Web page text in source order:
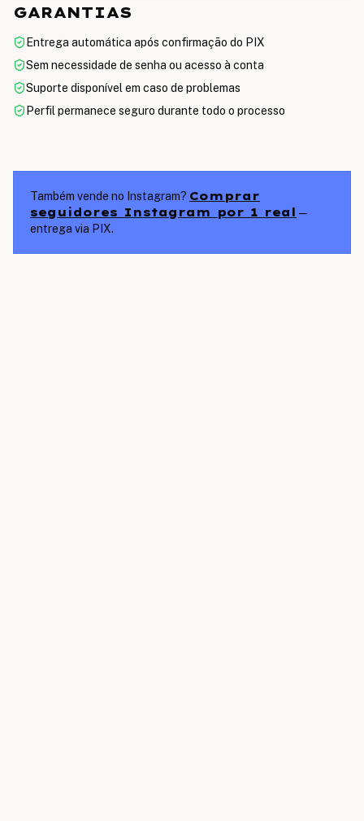
GARANTIAS
Entrega automática após confirmação do PIX
Sem necessidade de senha ou acesso à conta
Suporte disponível em caso de problemas
Perfil permanece seguro durante todo o processo
Também vende no Instagram? Comprar
seguidores Instagram por 1 real —
entrega via PIX.